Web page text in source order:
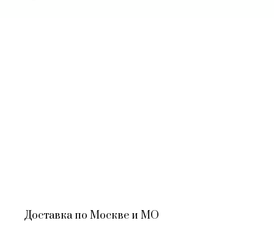
Доставка по Москве и МО